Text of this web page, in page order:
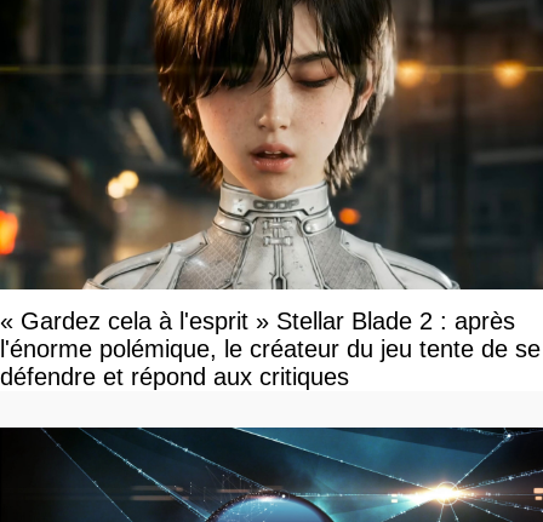
« Gardez cela à l'esprit » Stellar Blade 2 : après
l'énorme polémique, le créateur du jeu tente de se
défendre et répond aux critiques